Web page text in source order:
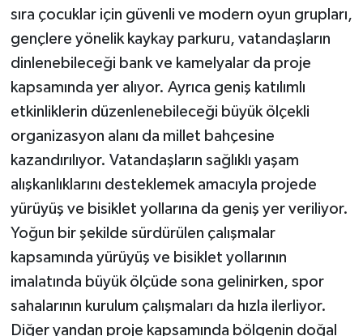
sıra çocuklar için güvenli ve modern oyun grupları,
gençlere yönelik kaykay parkuru, vatandaşların
dinlenebileceği bank ve kamelyalar da proje
kapsamında yer alıyor. Ayrıca geniş katılımlı
etkinliklerin düzenlenebileceği büyük ölçekli
organizasyon alanı da millet bahçesine
kazandırılıyor. Vatandaşların sağlıklı yaşam
alışkanlıklarını desteklemek amacıyla projede
yürüyüş ve bisiklet yollarına da geniş yer veriliyor.
Yoğun bir şekilde sürdürülen çalışmalar
kapsamında yürüyüş ve bisiklet yollarının
imalatında büyük ölçüde sona gelinirken, spor
sahalarının kurulum çalışmaları da hızla ilerliyor.
Diğer yandan proje kapsamında bölgenin doğal